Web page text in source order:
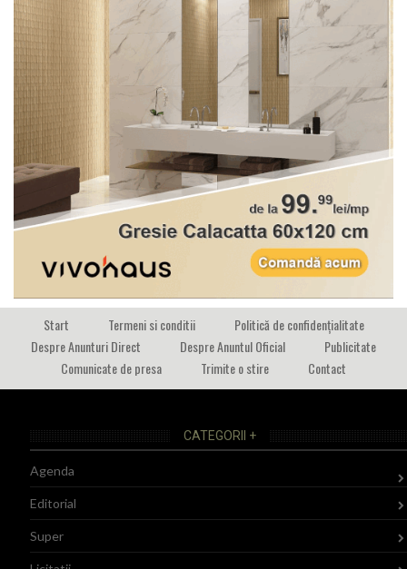
Start Termeni si conditii
Politică de confidențialitate
Despre Anunturi Direct
Despre Anuntul Oficial
Publicitate
Comunicate de presa
Trimite o stire Contact
CATEGORII +
Agenda
Editorial
Super